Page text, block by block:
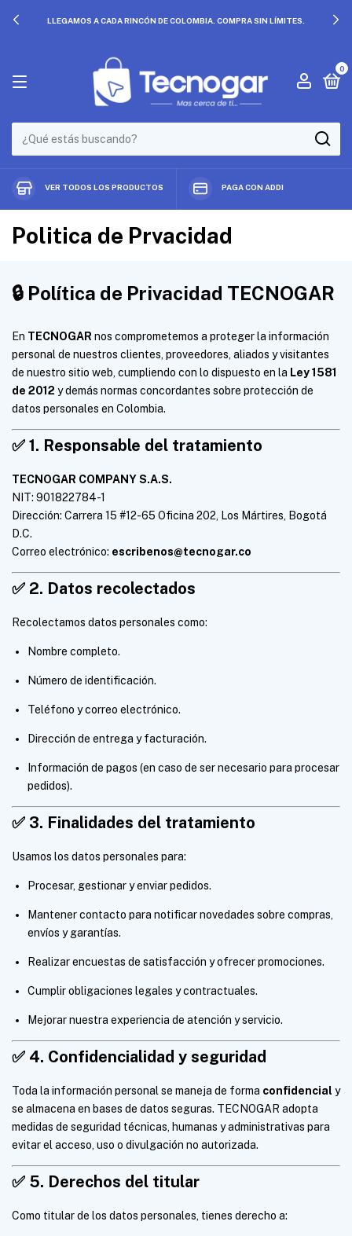
LLEGAMOS A CADA RINCÓN DE COLOMBIA. COMPRA SIN LÍMITES.
0
VER TODOS LOS PRODUCTOS PAGA CON ADDI
Politica de Prvacidad
🔒 Política de Privacidad TECNOGAR
En TECNOGAR nos comprometemos a proteger la información
personal de nuestros clientes, proveedores, aliados y visitantes
de nuestro sitio web, cumpliendo con lo dispuesto en la Ley 1581
de 2012 y demás normas concordantes sobre protección de
datos personales en Colombia.
✅ 1. Responsable del tratamiento
TECNOGAR COMPANY S.A.S.
NIT: 901822784-1
Dirección: Carrera 15 #12-65 Oficina 202, Los Mártires, Bogotá
D.C.
Correo electrónico: escribenos@tecnogar.co
✅ 2. Datos recolectados
Recolectamos datos personales como:
Nombre completo.
Número de identificación.
Teléfono y correo electrónico.
Dirección de entrega y facturación.
Información de pagos (en caso de ser necesario para procesar
pedidos).
✅ 3. Finalidades del tratamiento
Usamos los datos personales para:
Procesar, gestionar y enviar pedidos.
Mantener contacto para notificar novedades sobre compras,
envíos y garantías.
Realizar encuestas de satisfacción y ofrecer promociones.
Cumplir obligaciones legales y contractuales.
Mejorar nuestra experiencia de atención y servicio.
✅ 4. Confidencialidad y seguridad
Toda la información personal se maneja de forma confidencial y
se almacena en bases de datos seguras. TECNOGAR adopta
medidas de seguridad técnicas, humanas y administrativas para
evitar el acceso, uso o divulgación no autorizada.
✅ 5. Derechos del titular
Como titular de los datos personales, tienes derecho a: